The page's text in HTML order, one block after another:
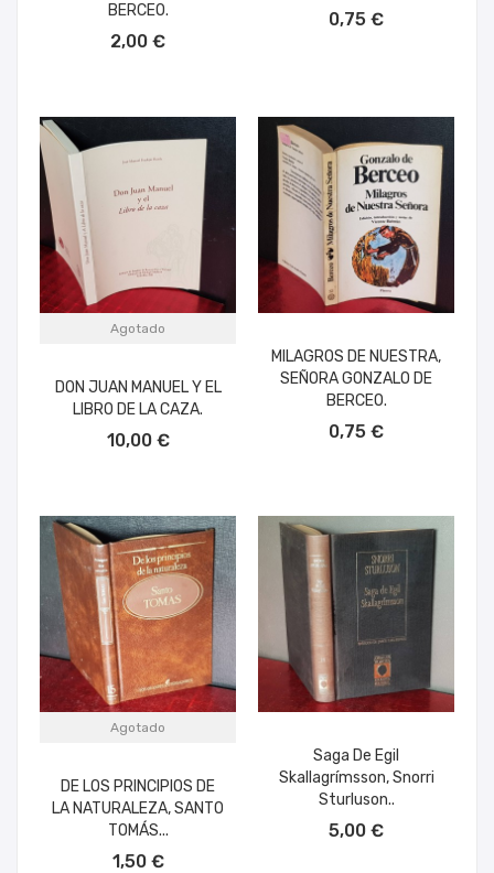
BERCEO.
2,00 €
0,75 €
Agotado
DON JUAN MANUEL Y EL
LIBRO DE LA CAZA.
10,00 €
MILAGROS DE NUESTRA,
SEÑORA GONZALO DE
BERCEO.
0,75 €
Agotado
DE LOS PRINCIPIOS DE
LA NATURALEZA, SANTO
TOMÁS...
1,50 €
Saga De Egil
Skallagrímsson, Snorri
Sturluson..
5,00 €